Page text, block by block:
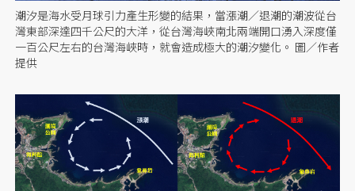
潮汐是海水受月球引力產生形變的結果，當漲潮／退潮的潮波從台
灣東部深達四千公尺的大洋，從台灣海峽南北兩端開口湧入深度僅
一百公尺左右的台灣海峽時，就會造成極大的潮汐變化。 圖／作者
提供